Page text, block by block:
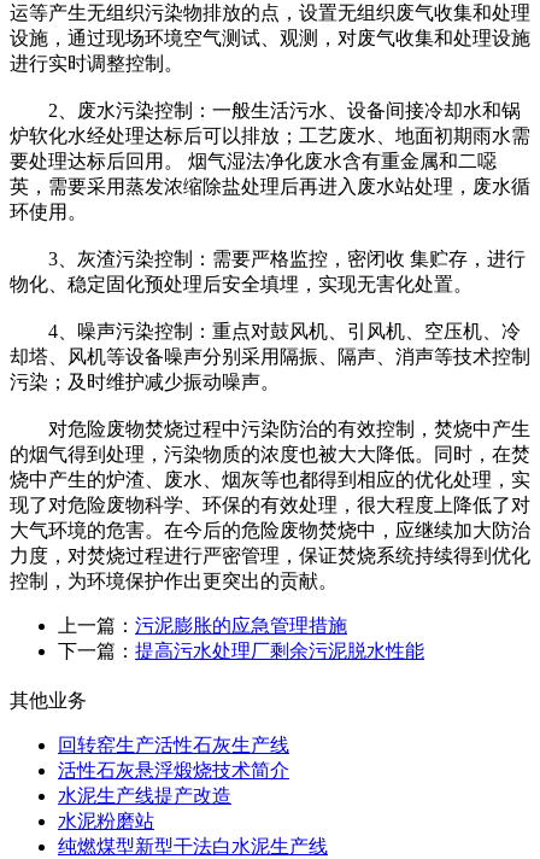
运等产生无组织污染物排放的点，设置无组织废气收集和处理
设施，通过现场环境空气测试、观测，对废气收集和处理设施
进行实时调整控制。
2、废水污染控制：一般生活污水、设备间接冷却水和锅
炉软化水经处理达标后可以排放；工艺废水、地面初期雨水需
要处理达标后回用。 烟气湿法净化废水含有重金属和二噁
英，需要采用蒸发浓缩除盐处理后再进入废水站处理，废水循
环使用。
3、灰渣污染控制：需要严格监控，密闭收 集贮存，进行
物化、稳定固化预处理后安全填埋，实现无害化处置。
4、噪声污染控制：重点对鼓风机、引风机、空压机、冷
却塔、风机等设备噪声分别采用隔振、隔声、消声等技术控制
污染；及时维护减少振动噪声。
对危险废物焚烧过程中污染防治的有效控制，焚烧中产生
的烟气得到处理，污染物质的浓度也被大大降低。同时，在焚
烧中产生的炉渣、废水、烟灰等也都得到相应的优化处理，实
现了对危险废物科学、环保的有效处理，很大程度上降低了对
大气环境的危害。在今后的危险废物焚烧中，应继续加大防治
力度，对焚烧过程进行严密管理，保证焚烧系统持续得到优化
控制，为环境保护作出更突出的贡献。
上一篇： 污泥膨胀的应急管理措施
下一篇： 提高污水处理厂剩余污泥脱水性能
其他业务
回转窑生产活性石灰生产线
活性石灰悬浮煅烧技术简介
水泥生产线提产改造
水泥粉磨站
纯燃煤型新型干法白水泥生产线